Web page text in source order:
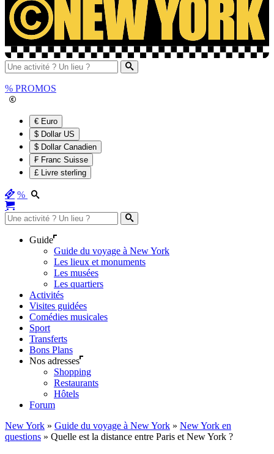
% PROMOS
€ Euro
$ Dollar US
$ Dollar Canadien
₣ Franc Suisse
£ Livre sterling
%
Guide
Guide du voyage à New York
Les lieux et monuments
Les musées
Les quartiers
Activités
Visites guidées
Comédies musicales
Sport
Transferts
Bons Plans
Nos adresses
Shopping
Restaurants
Hôtels
Forum
New York » Guide du voyage à New York » New York en
questions » Quelle est la distance entre Paris et New York ?